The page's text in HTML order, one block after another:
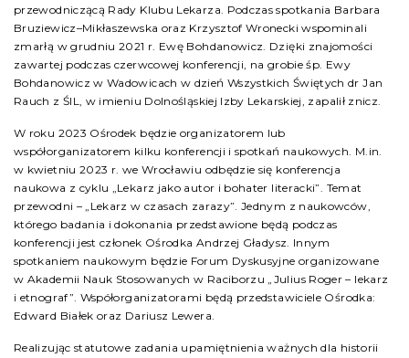
przewodniczącą Rady Klubu Lekarza. Podczas spotkania Barbara
Bruziewicz–Mikłaszewska oraz Krzysztof Wronecki wspominali
zmarłą w grudniu 2021 r. Ewę Bohdanowicz. Dzięki znajomości
zawartej podczas czerwcowej konferencji, na grobie śp. Ewy
Bohdanowicz w Wadowicach w dzień Wszystkich Świętych dr Jan
Rauch z ŚIL, w imieniu Dolnośląskiej Izby Lekarskiej, zapalił znicz.
W roku 2023 Ośrodek będzie organizatorem lub
współorganizatorem kilku konferencji i spotkań naukowych. M.in.
w kwietniu 2023 r. we Wrocławiu odbędzie się konferencja
naukowa z cyklu „Lekarz jako autor i bohater literacki”. Temat
przewodni – „Lekarz w czasach zarazy”. Jednym z naukowców,
którego badania i dokonania przedstawione będą podczas
konferencji jest członek Ośrodka Andrzej Gładysz. Innym
spotkaniem naukowym będzie Forum Dyskusyjne organizowane
w Akademii Nauk Stosowanych w Raciborzu „Julius Roger – lekarz
i etnograf”. Współorganizatorami będą przedstawiciele Ośrodka:
Edward Białek oraz Dariusz Lewera.
Realizując statutowe zadania upamiętnienia ważnych dla historii